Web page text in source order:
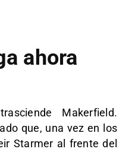
ahora
Makerfield.
que, una vez en los
Starmer al frente del